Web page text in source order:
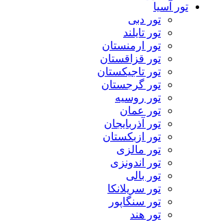
تور آسیا
تور دبی
تور تایلند
تور ارمنستان
تور قزاقستان
تور تاجیکستان
تور گرجستان
تور روسیه
تور عمان
تور آذربایجان
تور ازبکستان
تور مالزی
تور اندونزی
تور بالی
تور سریلانکا
تور سنگاپور
تور هند